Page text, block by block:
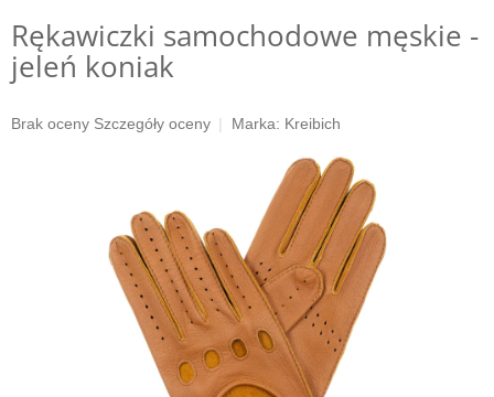
Rękawiczki samochodowe męskie -
jeleń koniak
Średnia
Brak oceny Szczegóły oceny Marka: Kreibich